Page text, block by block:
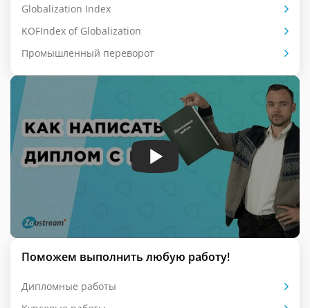
Globalization Index
KOFIndex of Globalization
Промышленный переворот
Поможем выполнить любую работу!
Дипломные работы